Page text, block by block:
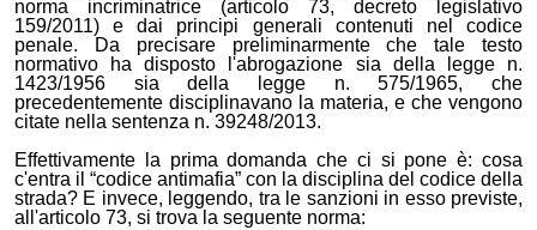
norma incriminatrice (articolo 73, decreto legislativo
159/2011) e dai principi generali contenuti nel codice
penale. Da precisare preliminarmente chetale testo
normativo ha disposto l'abrogazione sia della legge n.
1423/1956 sia della legge n. 575/1965, che
precedentemente disciplinavano la materia, e che vengono
citate nella sentenza n. 39248/2013.
Effettivamente la prima domanda che ci si pone è: cosa
c'entra il “codice antimafia” con la disciplina del codice della
strada? E invece, leggendo, tra le sanzioni in esso previste,
all'articolo 73, si trova la seguente norma: